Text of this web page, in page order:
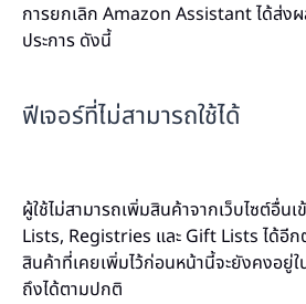
การยกเลิก Amazon Assistant ได้ส่ง
ประการ ดังนี้
ฟีเจอร์ที่ไม่สามารถใช้ได้
ผู้ใช้ไม่สามารถเพิ่มสินค้าจากเว็บไซต์อื่น
Lists, Registries และ Gift Lists ได้อีก
สินค้าที่เคยเพิ่มไว้ก่อนหน้านี้จะยังคงอยู่ใ
ถึงได้ตามปกติ